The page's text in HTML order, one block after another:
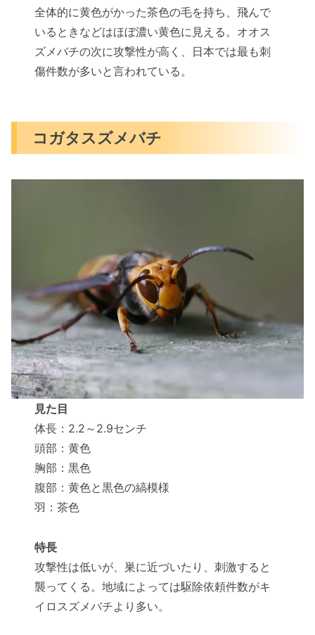
全体的に黄色がかった茶色の毛を持ち、飛んで
いるときなどはほぼ濃い黄色に見える。オオス
ズメバチの次に攻撃性が高く、日本では最も刺
傷件数が多いと言われている。
コガタスズメバチ
見た目
体長：2.2～2.9センチ
頭部：黄色
胸部：黒色
腹部：黄色と黒色の縞模様
羽：茶色
特長
攻撃性は低いが、巣に近づいたり、刺激すると
襲ってくる。地域によっては駆除依頼件数がキ
イロスズメバチより多い。